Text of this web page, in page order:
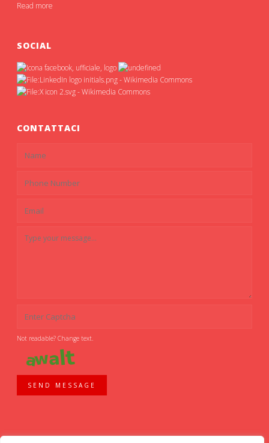
Read more
SOCIAL
CONTATTACI
Not readable? Change text.
SEND MESSAGE